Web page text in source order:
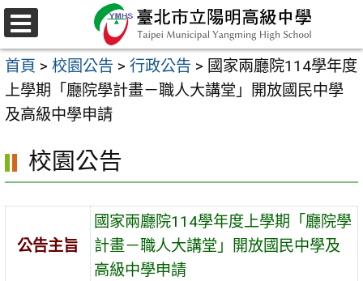
跳
至
主
要
內
區
選
單
首頁 > 校園公告 > 行政公告 > 國家兩廳院114學年度
上學期「廳院學計畫－職人大講堂」開放國民中學
及高級中學申請
校園公告
公告主旨
國家兩廳院114學年度上學期「廳院學
計畫－職人大講堂」開放國民中學及
高級中學申請